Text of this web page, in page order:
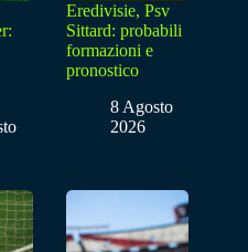
Eredivisie, Psv
Sittard: probabili
formazioni e
pronostico
8 Agosto
2026